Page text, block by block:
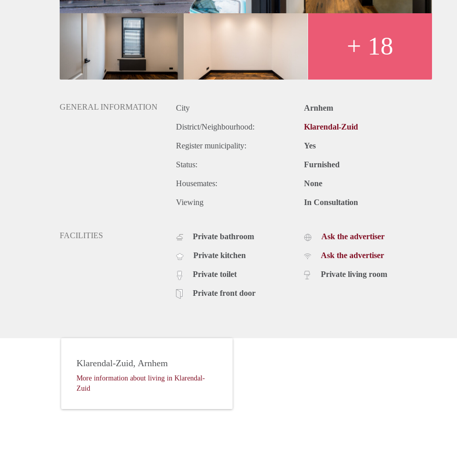
+ 18
GENERAL INFORMATION City Arnhem
District/Neighbourhood: Klarendal-Zuid
Register municipality: Yes
Status: Furnished
Housemates: None
Viewing In Consultation
FACILITIES Private bathroom
Private kitchen
Private toilet
Private front door
Ask the advertiser
Ask the advertiser
Private living room
Klarendal-Zuid, Arnhem
More information about living in Klarendal-
Zuid